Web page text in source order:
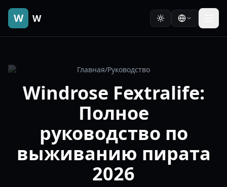
W W
Главная/Руководство
Windrose Fextralife:
Полное
руководство по
выживанию пирата
2026